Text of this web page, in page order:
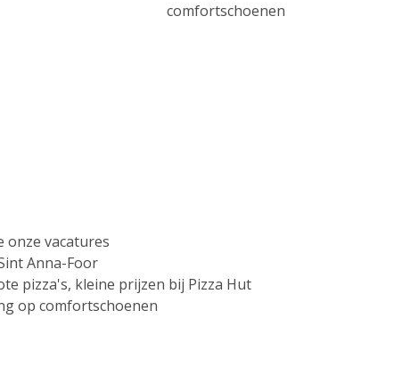
comfortschoenen
onze vacatures
Anna-Foor
pizza's, kleine prijzen bij Pizza Hut
op comfortschoenen